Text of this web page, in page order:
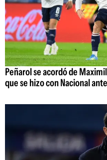
Peñarol se acordó de
que se hizo con Nacional